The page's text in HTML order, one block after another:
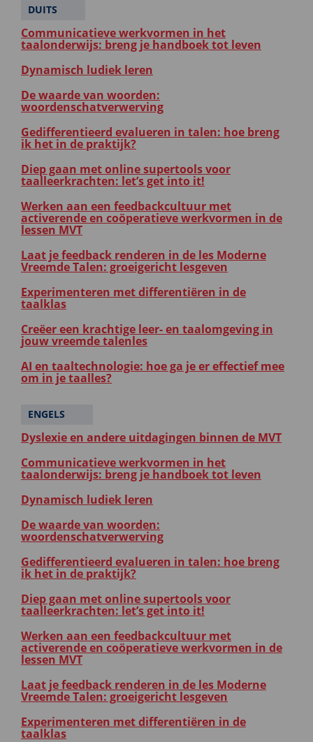
DUITS
Communicatieve werkvormen in het
taalonderwijs: breng je handboek tot leven
Dynamisch ludiek leren
De waarde van woorden:
woordenschatverwerving
Gedifferentieerd evalueren in talen: hoe breng
ik het in de praktijk?
Diep gaan met online supertools voor
taalleerkrachten: let’s get into it!
Werken aan een feedbackcultuur met
activerende en coöperatieve werkvormen in de
lessen MVT
Laat je feedback renderen in de les Moderne
Vreemde Talen: groeigericht lesgeven
Experimenteren met differentiëren in de
taalklas
Creëer een krachtige leer- en taalomgeving in
jouw vreemde talenles
AI en taaltechnologie: hoe ga je er effectief mee
om in je taalles?
ENGELS
Dyslexie en andere uitdagingen binnen de MVT
Communicatieve werkvormen in het
taalonderwijs: breng je handboek tot leven
Dynamisch ludiek leren
De waarde van woorden:
woordenschatverwerving
Gedifferentieerd evalueren in talen: hoe breng
ik het in de praktijk?
Diep gaan met online supertools voor
taalleerkrachten: let’s get into it!
Werken aan een feedbackcultuur met
activerende en coöperatieve werkvormen in de
lessen MVT
Laat je feedback renderen in de les Moderne
Vreemde Talen: groeigericht lesgeven
Experimenteren met differentiëren in de
taalklas